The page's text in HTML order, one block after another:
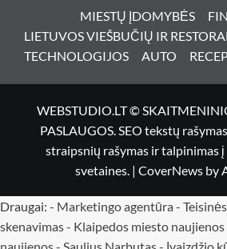
MIESTŲ ĮDOMYBĖS
LIETUVOS VIEŠBUČIŲ IR
TECHNOLOGIJOS
AUTO
WEBSTUDIO.LT ©
PASLAUGOS. SEO tekstų
straipsnių rašymas ir talpinimas
svetaines. | CoverNews by
Draugai: - Marketingo agentūra -
skenavimas- Klaipedos miesto naujienos